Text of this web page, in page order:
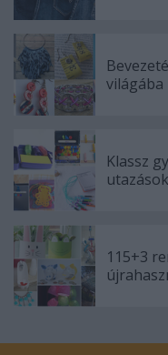
világába
Klassz
115+3